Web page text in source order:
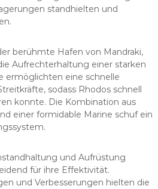
standhielten und
berühmte Hafen von Mandraki,
Aufrechterhaltung einer starken
ermöglichten eine schnelle
sodass Rhodos schnell
konnte. Die Kombination aus
einer formidable Marine schuf ein
und Aufrüstung
für ihre Effektivität.
und Verbesserungen hielten die